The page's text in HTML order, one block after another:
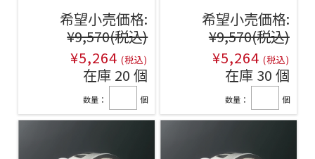
希望小売価格:
¥9,570(税込)
¥5,264 (税込)
在庫 20 個
数量： 個
希望小売価格:
¥9,570(税込)
¥5,264 (税込)
在庫 30 個
数量： 個